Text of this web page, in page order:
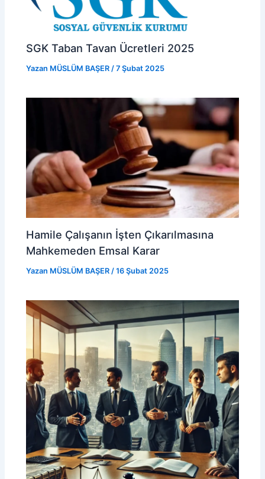
SGK Taban Tavan Ücretleri 2025
Yazan MÜSLÜM BAŞER /7 Şubat 2025
Hamile Çalışanın İşten Çıkarılmasına
Mahkemeden Emsal Karar
Yazan MÜSLÜM BAŞER /16 Şubat 2025